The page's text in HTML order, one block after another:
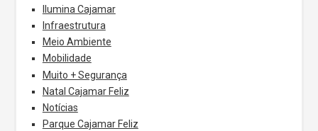
Ilumina Cajamar
Infraestrutura
Meio Ambiente
Mobilidade
Muito + Segurança
Natal Cajamar Feliz
Notícias
Parque Cajamar Feliz